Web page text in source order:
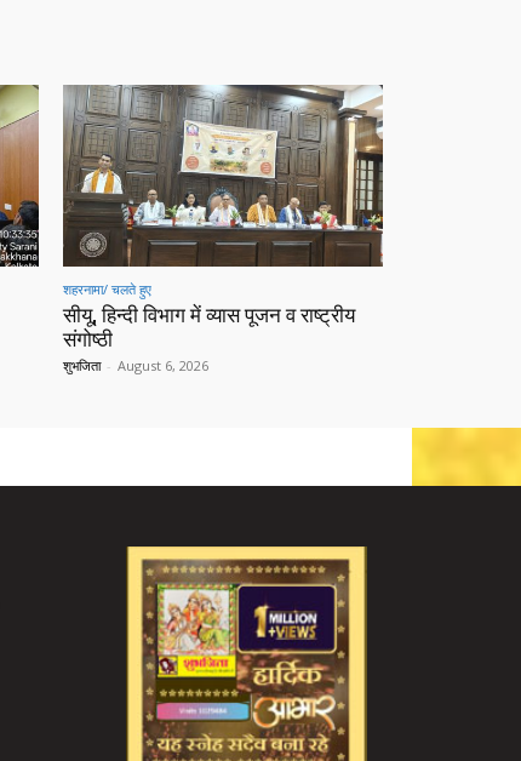
शहरनामा/ चलते हुए
सीयू, हिन्दी विभाग में व्यास पूजन व राष्ट्रीय
संगोष्ठी
शुभजिता - August 6, 2026